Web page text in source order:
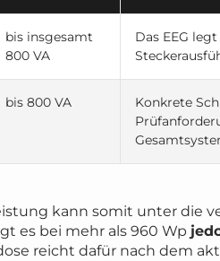
bis insgesamt
800 VA
Das EEG
bis 800 VA
Konkrete
kann somit unter die
es bei mehr als 960 Wp
reicht dafür nach dem